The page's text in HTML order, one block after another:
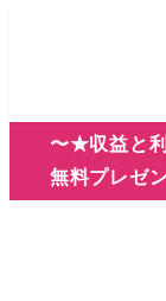
コ
〜★収益と
無料プレゼ